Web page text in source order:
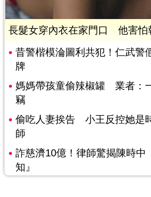
長髮女穿內衣在家門口 他害怕
昔警楷模淪圖利共犯！仁武警
牌
媽媽帶孩童偷辣椒罐 業者：
竊
偷吃人妻挨告 小王反控她是
師
詐慈濟10億！律師驚揭陳時中
知』